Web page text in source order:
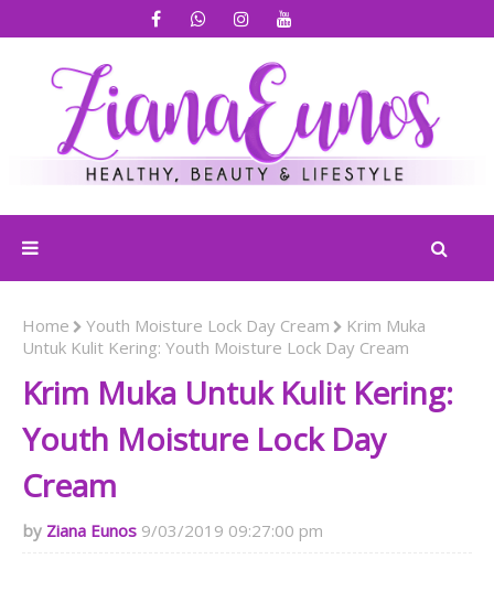
Home Youth Moisture Lock Day Cream
Krim Muka
Untuk Kulit Kering: Youth Moisture Lock Day Cream
Krim Muka Untuk Kulit Kering:
Youth Moisture Lock Day
Cream
Ziana Eunos 9/03/2019 09:27:00 pm